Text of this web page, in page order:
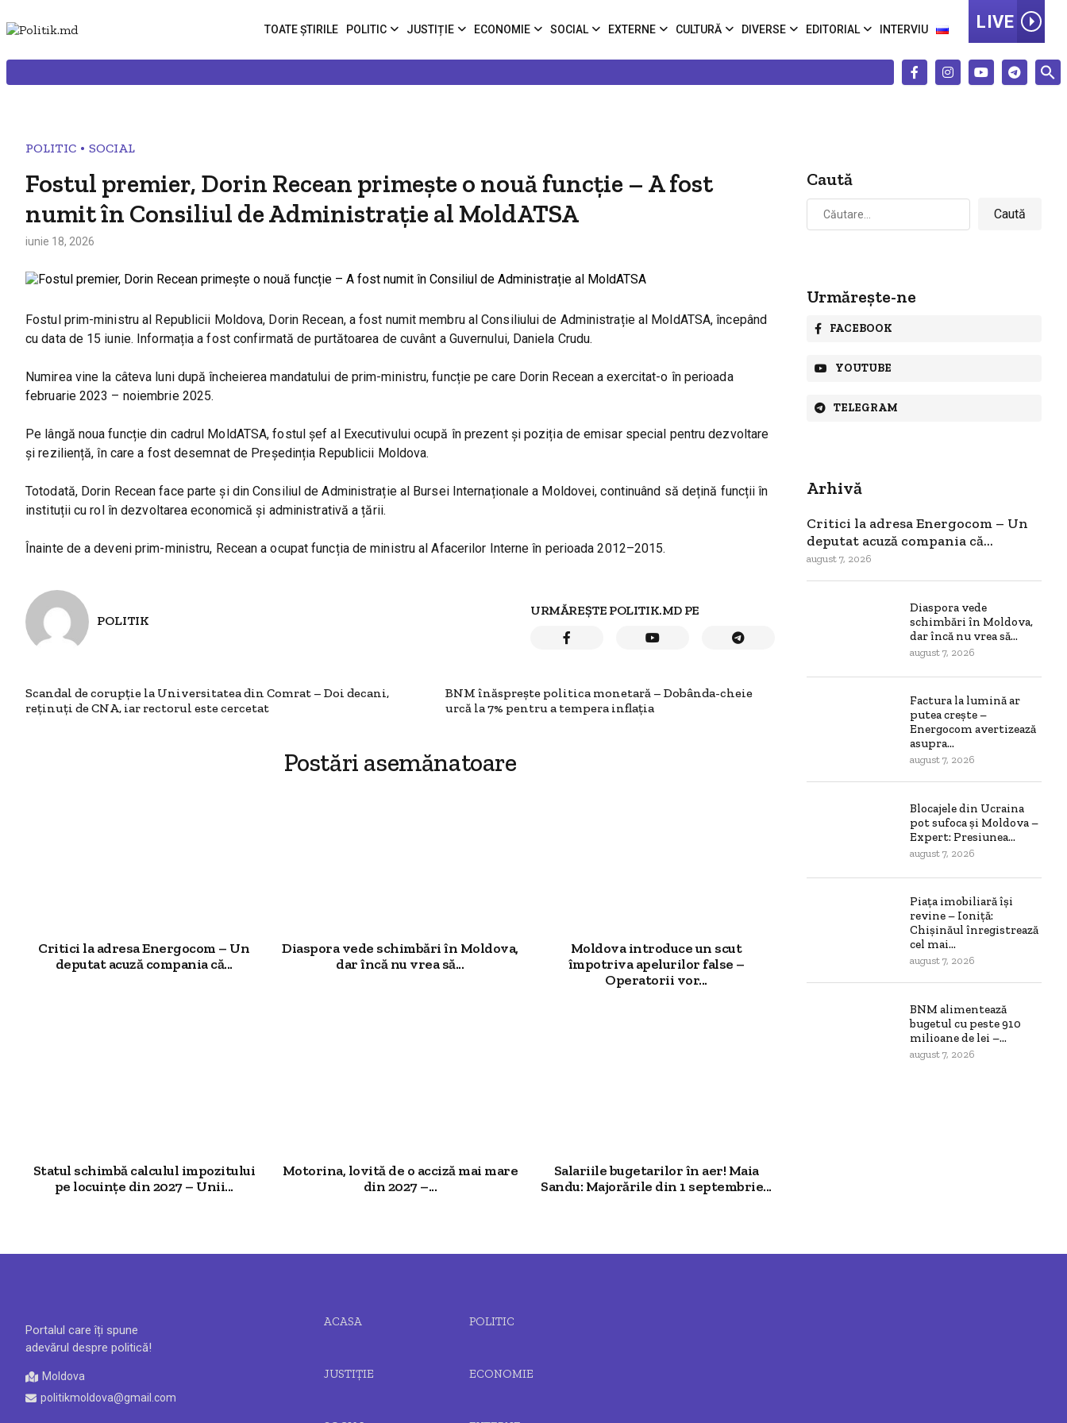
TOATE ȘTIRILE POLITIC JUSTIȚIE ECONOMIE SOCIAL EXTERNE CULTURĂ DIVERSE EDITORIAL INTERVIU LIVE
POLITIC • SOCIAL
Fostul premier, Dorin Recean primește o nouă funcție – A fost
numit în Consiliul de Administrație al MoldATSA
iunie 18, 2026
Fostul prim-ministru al Republicii Moldova, Dorin Recean, a fost numit membru al Consiliului de Administrație al MoldATSA, începând
cu data de 15 iunie. Informația a fost confirmată de purtătoarea de cuvânt a Guvernului, Daniela Crudu.
Numirea vine la câteva luni după încheierea mandatului de prim-ministru, funcție pe care Dorin Recean a exercitat-o în perioada
februarie 2023 – noiembrie 2025.
Pe lângă noua funcție din cadrul MoldATSA, fostul șef al Executivului ocupă în prezent și poziția de emisar special pentru dezvoltare
și reziliență, în care a fost desemnat de Președinția Republicii Moldova.
Totodată, Dorin Recean face parte și din Consiliul de Administrație al Bursei Internaționale a Moldovei, continuând să dețină funcții în
instituții cu rol în dezvoltarea economică și administrativă a țării.
Înainte de a deveni prim-ministru, Recean a ocupat funcția de ministru al Afacerilor Interne în perioada 2012–2015.
POLITIK
URMĂREȘTE POLITIK.MD PE
Scandal de corupție la Universitatea din Comrat – Doi decani,
reținuți de CNA, iar rectorul este cercetat
BNM înăsprește politica monetară – Dobânda-cheie
urcă la 7% pentru a tempera inflația
Postări asemănatoare
Critici la adresa Energocom – Un
deputat acuză compania că...
Diaspora vede schimbări în Moldova,
dar încă nu vrea să...
Moldova introduce un scut
împotriva apelurilor false –
Operatorii vor...
Statul schimbă calculul impozitului
pe locuințe din 2027 – Unii...
Motorina, lovită de o acciză mai mare
din 2027 –...
Salariile bugetarilor în aer! Maia
Sandu: Majorările din 1 septembrie...
Caută
Caută
după:
Urmărește-ne
FACEBOOK
YOUTUBE
TELEGRAM
Arhivă
Critici la adresa Energocom – Un
deputat acuză compania că...
august 7, 2026
Diaspora vede
schimbări în Moldova,
dar încă nu vrea să...
august 7, 2026
Factura la lumină ar
putea crește –
Energocom avertizează
asupra...
august 7, 2026
Blocajele din Ucraina
pot sufoca și Moldova –
Expert: Presiunea...
august 7, 2026
Piața imobiliară își
revine – Ioniță:
Chișinăul înregistrează
cel mai...
august 7, 2026
BNM alimentează
bugetul cu peste 910
milioane de lei –...
august 7, 2026
Portalul care îți spune
adevărul despre politică!
Moldova
politikmoldova@gmail.com
ACASA POLITIC
JUSTIȚIE ECONOMIE